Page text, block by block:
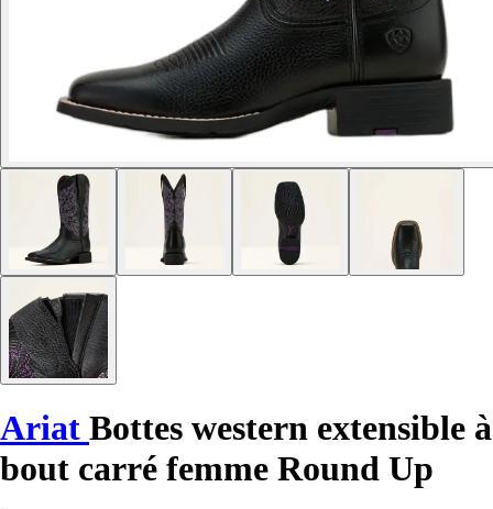
Ariat Bottes western extensible à
bout carré femme Round Up